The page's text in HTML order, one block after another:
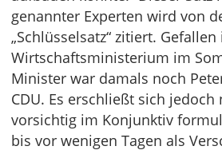
genannter Experten wird von
„Schlüsselsatz“ zitiert.
Wirtschaftsministerium im
Minister war damals noch
CDU. Es erschließt sich
vorsichtig im Konjunktiv
bis vor wenigen Tagen als